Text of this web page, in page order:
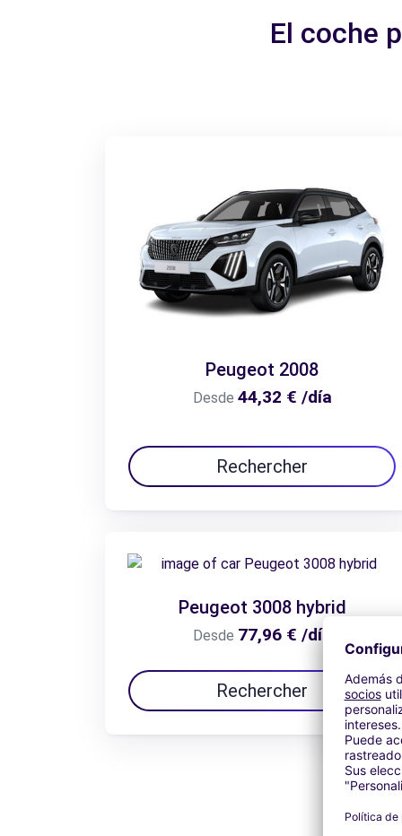
El coche
Peugeot 2008
Desde 44,32 € /día
Rechercher
Peugeot 3008 hybrid
Desde 77,96 € /día
Rechercher